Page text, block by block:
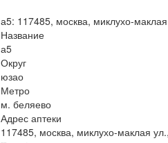
а5: 117485, москва, миклухо-
Название
а5
Округ
юзао
Метро
м. беляево
Адрес аптеки
117485, москва, миклухо-маклая